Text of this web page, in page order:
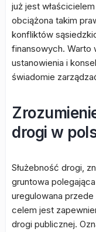
już jest
obciążona takim
konfliktów
finansowych. Warto
ustanowienia i
świadomie
drogi w
Służebność drogi,
gruntowa
uregulowana
celem jest
drogi publicznej.